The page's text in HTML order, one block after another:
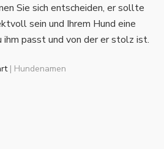
Sie sich entscheiden, er sollte
sein und Ihrem Hund eine
passt und von der er stolz ist.
| Hundenamen